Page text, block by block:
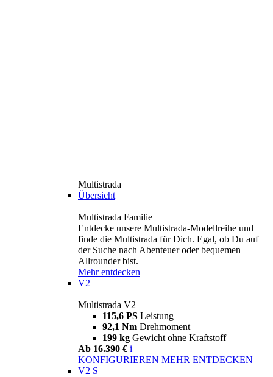
Multistrada
Übersicht
Multistrada Familie
Entdecke unsere Multistrada-Modellreihe und
finde die Multistrada für Dich. Egal, ob Du auf
der Suche nach Abenteuer oder bequemen
Allrounder bist.
Mehr entdecken
V2
Multistrada V2
115,6 PS Leistung
92,1 Nm Drehmoment
199 kg Gewicht ohne Kraftstoff
Ab 16.390 € i
KONFIGURIEREN MEHR ENTDECKEN
V2 S